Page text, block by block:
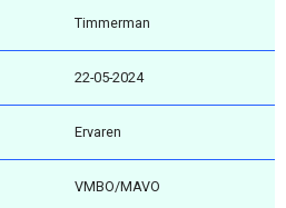
Timmerman
22-05-2024
Ervaren
VMBO/MAVO